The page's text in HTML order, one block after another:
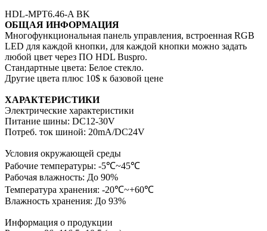
HDL-MPT6.46-A BK
ОБЩАЯ ИНФОРМАЦИЯ
Многофункциональная панель управления, встроенная RGB
LED для каждой кнопки, для каждой кнопки можно задать
любой цвет через ПО HDL Buspro.
Стандартные цвета: Белое стекло.
Другие цвета плюс 10$ к базовой цене
ХАРАКТЕРИСТИКИ
Электрические характеристики
Питание шины: DC12-30V
Потреб. ток шиной: 20mA/DC24V
Условия окружающей среды
Рабочие температуры: -5℃~45℃
Рабочая влажность: До 90%
Температура хранения: -20℃~+60℃
Влажность хранения: До 93%
Информация о продукции